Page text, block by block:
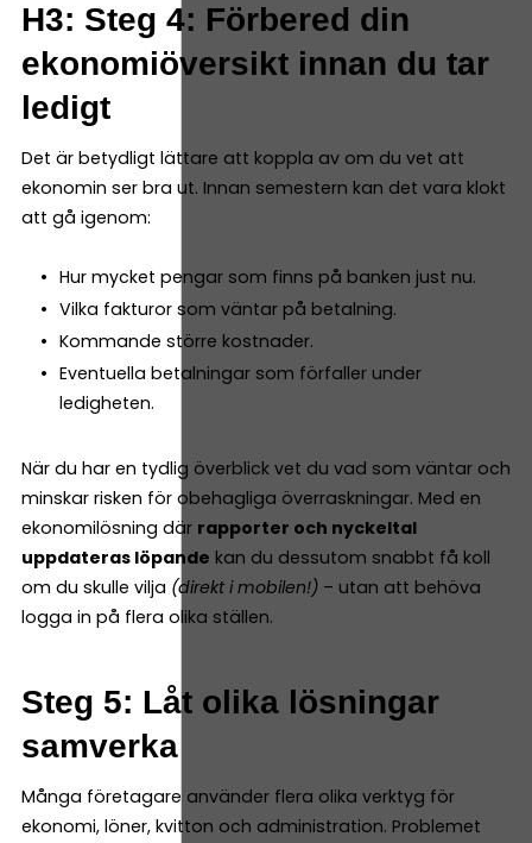
H3: Steg 4: Förbered din
ekonomiöversikt innan du tar
ledigt
Det är betydligt lättare att koppla av om du vet att
ekonomin ser bra ut. Innan semestern kan det vara klokt
att gå igenom:
Hur mycket pengar som finns på banken just nu.
Vilka fakturor som väntar på betalning.
Kommande större kostnader.
Eventuella betalningar som förfaller under
ledigheten.
När du har en tydlig överblick vet du vad som väntar och
minskar risken för obehagliga överraskningar. Med en
ekonomilösning där rapporter och nyckeltal
uppdateras löpande kan du dessutom snabbt få koll
om du skulle vilja (direkt i mobilen!) – utan att behöva
logga in på flera olika ställen.
Steg 5: Låt olika lösningar
samverka
Många företagare använder flera olika verktyg för
ekonomi, löner, kvitton och administration. Problemet